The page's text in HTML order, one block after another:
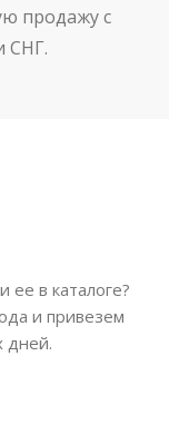
продажу с
СНГ.
ее в каталоге?
и привезем
дней.